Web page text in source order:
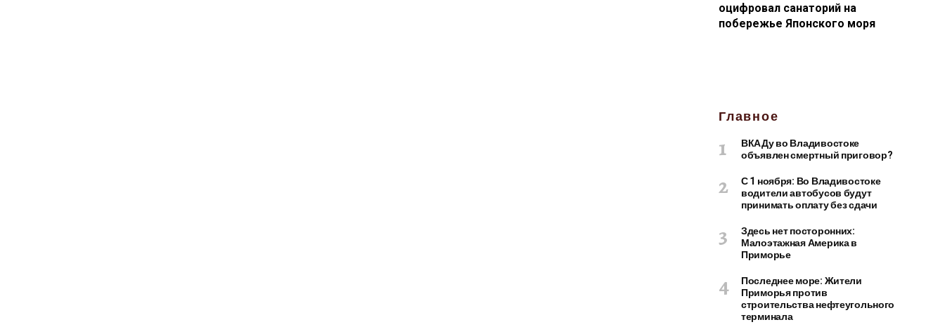
оцифровал санаторий на
побережье Японского моря
Главное
ВКАДу во Владивостоке
объявлен смертный приговор?
С 1 ноября: Во Владивостоке
водители автобусов будут
принимать оплату без сдачи
Здесь нет посторонних:
Малоэтажная Америка в
Приморье
Последнее море: Жители
Приморья против
строительства нефтеугольного
терминала